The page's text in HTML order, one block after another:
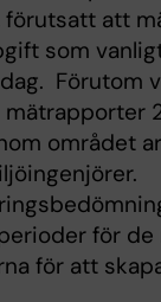
förutsatt att
som
Förutom
mätrapporter
området
för de
för att